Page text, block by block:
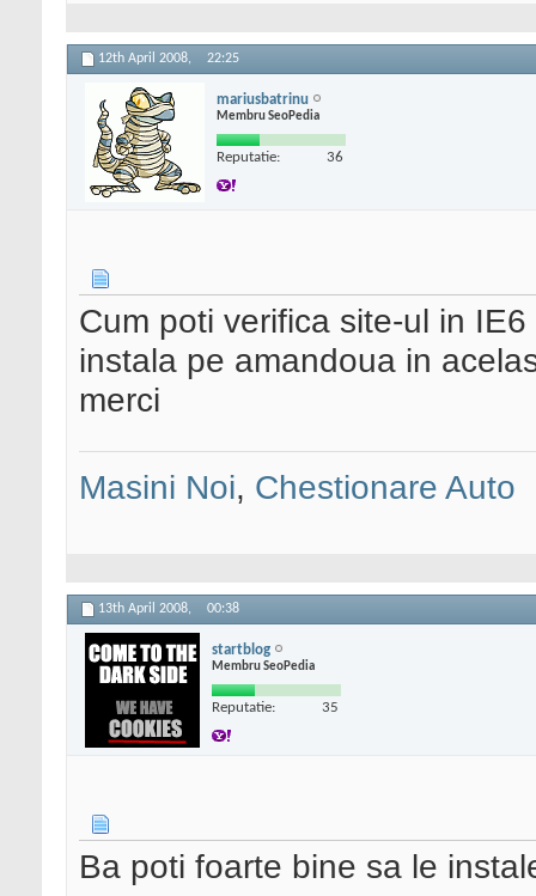
12th April 2008, 22:25
mariusbatrinu
Membru SeoPedia
Reputatie: 36
Cum poti verifica site-ul in
instala pe amandoua in
merci
Masini Noi, Chestionare Auto
13th April 2008, 00:38
startblog
Membru SeoPedia
Reputatie: 35
Ba poti foarte bine sa le